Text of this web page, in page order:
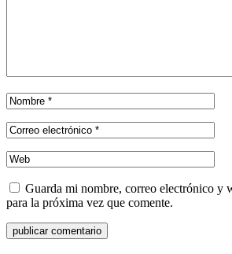
Guarda mi nombre, correo electrónico y
para la próxima vez que comente.